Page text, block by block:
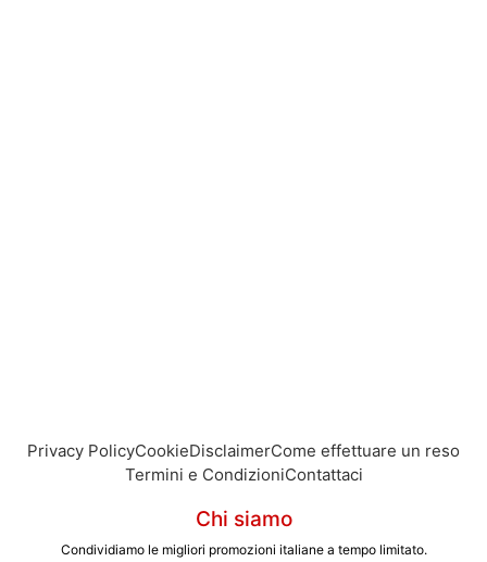
Privacy PolicyCookieDisclaimerCome effettuare un reso
Termini e CondizioniContattaci
Chi siamo
Condividiamo le migliori promozioni italiane a tempo limitato.